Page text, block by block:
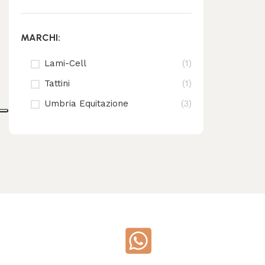
MARCHI:
Lami-Cell
(1)
Tattini
(1)
Umbria Equitazione
(3)